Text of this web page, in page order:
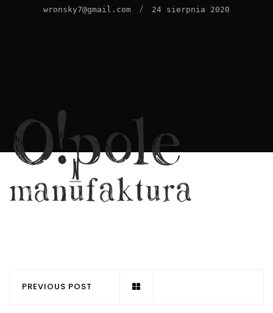
wronsky7@gmail.com / 24 sierpnia 2020
PREVIOUS POST